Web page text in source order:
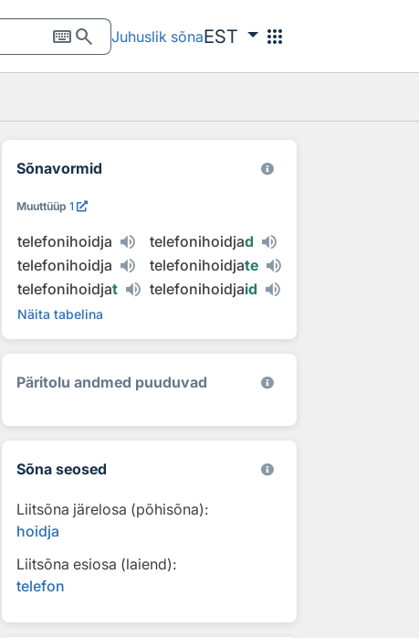
keyboardsearch Juhuslik sõnaEST apps
Sõnavormid
Muuttüüp 1
telefonihoidja telefonihoidjad
telefonihoidja
telefonihoidjate
telefonihoidjat telefonihoidjaid
Näita tabelina
Päritolu andmed puuduvad
Sõna seosed
Liitsõna järelosa (põhisõna):
hoidja
Liitsõna esiosa (laiend):
telefon